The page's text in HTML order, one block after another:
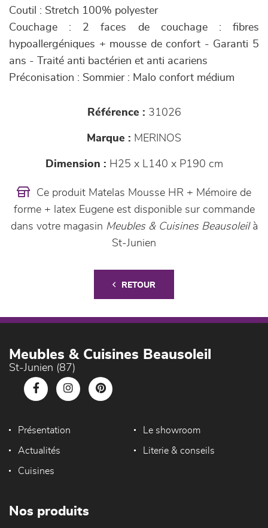
Coutil : Stretch 100% polyester
Couchage : 2 faces de couchage : fibres
hypoallergéniques + mousse de confort - Garanti 5
ans - Traité anti bactérien et anti acariens
Préconisation : Sommier : Malo confort médium
Référence : 31026
Marque : MERINOS
Dimension : H25 x L140 x P190 cm
Ce produit Matelas Mousse HR + Mémoire de
forme + latex Eugene est disponible sur commande
dans votre magasin Meubles & Cuisines Beausoleilà
St-Junien
RETOUR
Meubles & Cuisines Beausoleil
St-Junien (87)
Présentation Le showroom
Actualités Literie & conseils
Cuisines
Nos produits